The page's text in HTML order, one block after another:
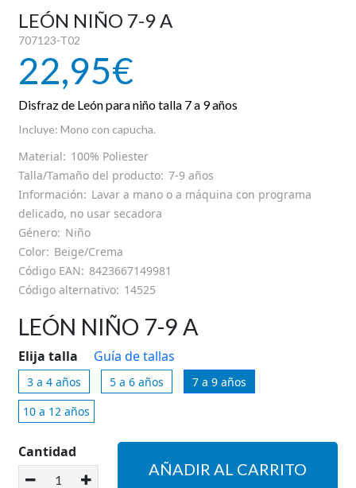
HALLOWEEN
GUÍA DE TALLAS
SOBRE NOSOTROS
MI CUENTA
LEÓN NIÑO 7-9 A
707123-T02
22,95€
Disfraz de León para niño talla 7 a 9 años
Incluye: Mono con capucha.
Material: 100% Poliester
Talla/Tamaño del producto: 7-9 años
Información: Lavar a mano o a máquina con programa
delicado, no usar secadora
Género: Niño
Color: Beige/Crema
Código EAN: 8423667149981
Código alternativo: 14525
LEÓN NIÑO 7-9 A
Elija talla Guía de tallas
3 a 4 años 5 a 6 años
7 a 9 años
10 a 12 años
Cantidad
AÑADIR AL CARRITO